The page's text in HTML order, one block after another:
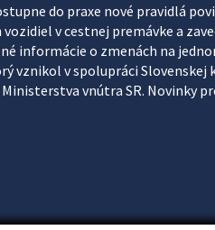
do praxe nové pravidlá
v cestnej premávke a
informácie o zmenách na
v spolupráci Slovenskej
vnútra SR. Novinky